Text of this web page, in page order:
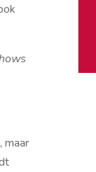
maar